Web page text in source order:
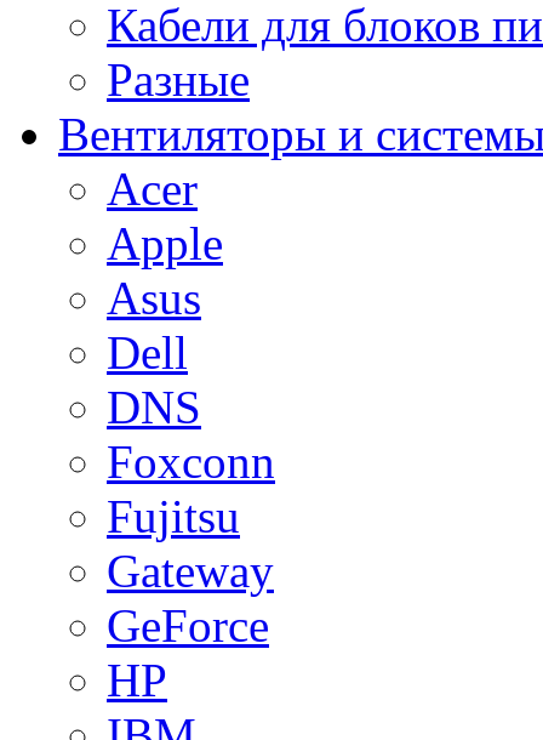
Кабели для блоков
Разные
Вентиляторы и
Acer
Apple
Asus
Dell
DNS
Foxconn
Fujitsu
Gateway
GeForce
HP